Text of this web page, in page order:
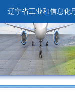
辽宁省工业和信息化